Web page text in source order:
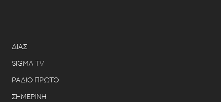
ΔΙΑΣ
SIGMA TV
ΡΑΔΙΟ ΠΡΩΤΟ
ΣΗΜΕΡΙΝΗ